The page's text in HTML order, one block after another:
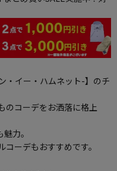
・イー・ハムネット-】のチ
のコーデをお洒落に格上
力。
ーデもおすすめです。